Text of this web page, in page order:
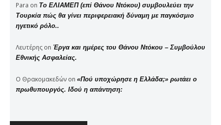
Para on Το ΕΛΙΑΜΕΠ (επί Θάνου Ντόκου) συμβουλεύει την
Τουρκία πώς θα γίνει περιφερειακή δύναμη με παγκόσμιο
ηγετικό ρόλο..
Λευτέρης on Έργα και ημέρες του Θάνου Ντόκου – Συμβούλου
Εθνικής Ασφαλείας.
Ο Θρακομακεδών on «Πού υποχώρησε η Ελλάδα;» ρωτάει ο
πρωθυπουργός. Ιδού η απάντηση: